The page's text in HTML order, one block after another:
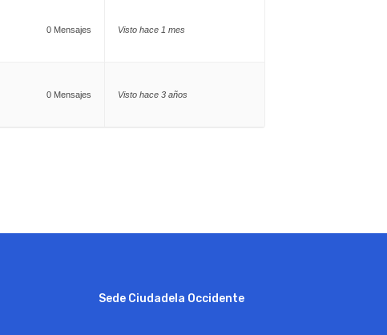
0 Mensajes Visto hace 1 mes
0 Mensajes Visto hace 3 años
Sede Ciudadela Occidente